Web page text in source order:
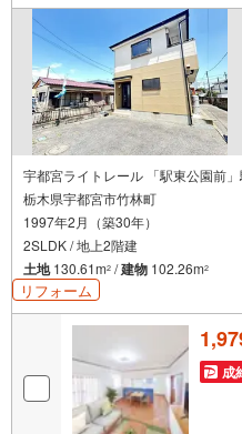
宇都宮ライトレール 「駅東公園前
栃木県宇都宮市竹林町
1997年2月（築30年）
2SLDK / 地上2階建
土地130.61m2 /建物 102.26m2
リフォーム
成